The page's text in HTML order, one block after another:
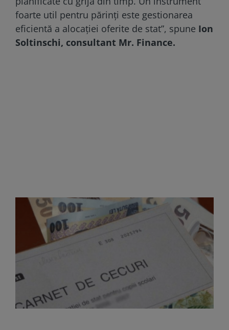
foarte util pentru părinți este gestionarea
eficientă a alocației oferite de stat”, spune Ion
Soltinschi, consultant Mr. Finance.